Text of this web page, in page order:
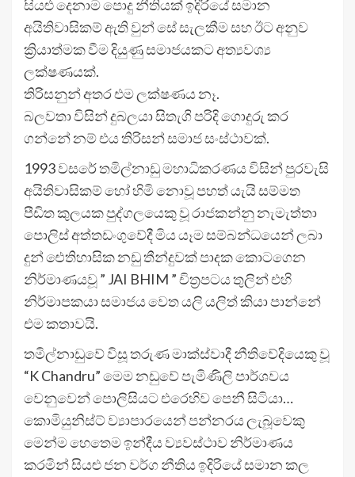
සියළු දෙනාම පොදු නීතියක් ඉදිරියේ සමාන
අයිතිවාසිකම් ඇති වුන් සේ සැලකීම සහ ඊට අනුව
ක්‍රියාත්මක වීම දියුණු සමාජයකට අත්‍යවශ්‍ය
ලක්ෂණයක්.
තිරිසනුන් අතර එම ලක්ෂණය නෑ.
බලවතා විසින් දුබලයා සිතැගි පරිදි ගොදුරු කර
ගන්නේ නම් එය තිරිසන් සමාජ සංස්ථාවක්.
1993 වසරේ තමිල්නාඩු මහාධිකරණය විසින් පුරවැසි
අයිතිවාසිකම් හෝ හිමි නොවූ පහත් යැයි සම්මත
පීඩිත කුලයක පුද්ගලයෙකු වූ රාජකන්නු නැමැත්තා
පොලිස් අත්තඩංගුවේදී මිය යෑම සම්බන්ධයෙන් ලබා
දුන් ඓතිහාසික නඩු තීන්දුවක් පාදක කොටගෙන
නිර්මාණයවූ ” JAI BHIM ” චිත්‍රපටය තුලින් එහි
නිර්මාපකයා සමාජය වෙත යලි යලිත් කියා පාන්නේ
එම කතාවයි.
තමිල්නාඩුවේ විසූ තරුණ මාක්ස්වාදී නීතිවේදියෙකු වූ
“K Chandru” මෙම නඩුවේ පැමිණිලි පාර්ශවය
වෙනුවෙන් පොලිසියට එරෙහිව පෙනී සිටියා…
කොමියුනිස්ට් ව්‍යාපාරයෙන් පන්නරය ලැබූවෙකු
මෙන්ම හෙතෙම ඉන්දීය ව්‍යවස්ථාව නිර්මාණය
කරමින් සියළු ජන වර්ග නීතිය ඉදිරියේ සමාන කල